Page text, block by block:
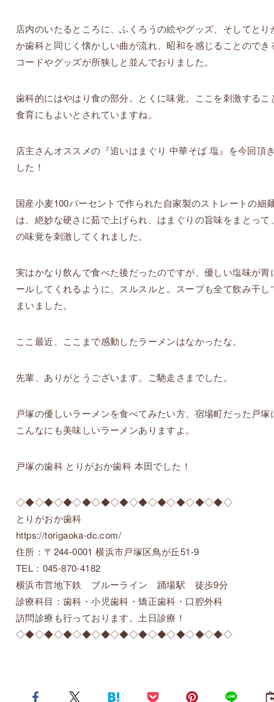
店内のいたるところに、ふくろうの絵やグッズ、そしてとり
か歯科と同じく懐かしい曲が流れ、昭和を感じることのでき
コードやグッズが所狭しと並んでおりました。
歯科的にはやはり食の部分。とくに味覚。ここを刺激するこ
食育にもよいとされていますね。
店主さんオススメの『追いはまぐり 中華そば 塩』を今回頂
した！
国産小麦100パーセントで作られた自家製のストレートの細
は、絶妙な硬さに茹で上げられ、はまぐりの旨味をまとって
の味覚を刺激してくれました。
実はかなり飲んで食べた後だったのですが、優しい塩味が胃
ールしてくれるように、スルスルと。スープも全て飲み干し
まいました。
ここ最近、ここまで感動したラーメンはなかったな。
先輩、ありがとうございます。ご馳走さまでした。
戸塚の優しいラーメンを食べてみたい方、宿場町だった戸塚
こんなにも美味しいラーメンありますよ。
戸塚の歯科 とりがおか歯科 本田でした！
◇◆◇◆◇◆◇◆◇◆◇◆◇◆◇◆◇◆◇◆◇◆◇
とりがおか歯科
https://torigaoka-dc.com/
住所：〒244-0001 横浜市戸塚区鳥が丘51-9
TEL：045-870-4182
横浜市営地下鉄 ブルーライン 踊場駅 徒歩9分
診療科目：歯科・小児歯科・矯正歯科・口腔外科
訪問診療も行っております。土日診療！
◇◆◇◆◇◆◇◆◇◆◇◆◇◆◇◆◇◆◇◆◇◆◇